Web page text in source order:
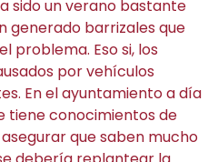
sido un verano bastante
generado barrizales que
problema. Eso si, los
por vehículos
En el ayuntamiento a día
tiene conocimientos de
que saben mucho